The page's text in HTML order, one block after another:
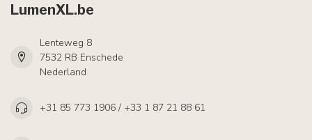
LumenXL.be
Lenteweg 8
7532 RB Enschede
Nederland
+31 85 773 1906 / +33 1 87 21 88 61